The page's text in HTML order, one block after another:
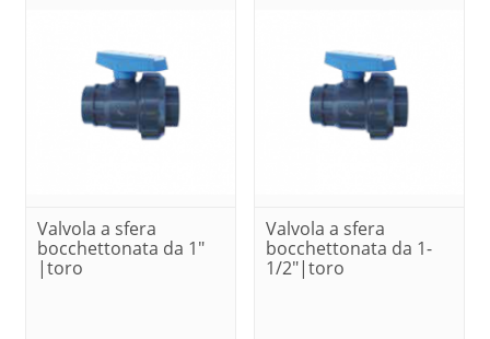
Valvola a sfera
bocchettonata da 1"
|toro
Valvola a sfera
bocchettonata da 1-
1/2"|toro